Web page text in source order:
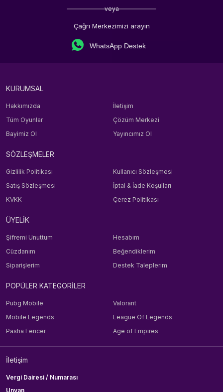
veya
Çağrı Merkezimizi arayın
WhatsApp Destek
KURUMSAL
Hakkımızda
İletişim
Tüm Oyunlar
Çözüm Merkezi
Bayimiz Ol
Yayıncımız Ol
SÖZLEŞMELER
Gizlilik Politikası
Kullanıcı Sözleşmesi
Satış Sözleşmesi
İptal & İade Koşulları
KVKK
Çerez Politikası
ÜYELİK
Şifremi Unuttum
Hesabım
Cüzdanım
Beğendiklerim
Siparişlerim
Destek Taleplerim
POPÜLER KATEGORİLER
Pubg Mobile
Valorant
Mobile Legends
League Of Legends
Pasha Fencer
Age of Empires
İletişim
Vergi Dairesi / Numarası
Unvan